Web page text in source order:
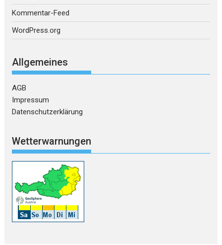
Kommentar-Feed
WordPress.org
Allgemeines
AGB
Impressum
Datenschutzerklärung
Wetterwarnungen